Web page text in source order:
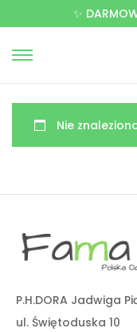
✨
Nie
P.H.DORA Jadwiga
ul. Świętoduska 10